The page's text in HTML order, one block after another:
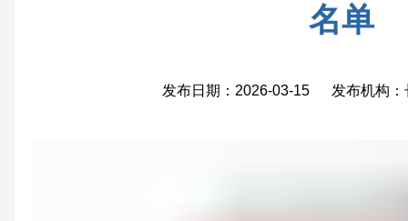
名单
发布日期：2026-03-15 发布机构：